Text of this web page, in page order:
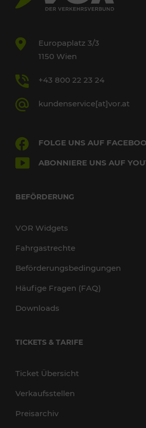
Europaplatz 3/3
1150 Wien
+43 800 22 23 24
kundenservice[at]vor.at
FOLGE UNS AUF
ABONNIERE UNS AUF
BEFÖRDERUNG
VOR Widgets
Fahrgastrechte
Beförderungsbedingungen
Häufige Fragen (FAQ)
Downloads
TICKETS & TARIFE
Ticket Übersicht
Verkaufsstellen
Preisarchiv